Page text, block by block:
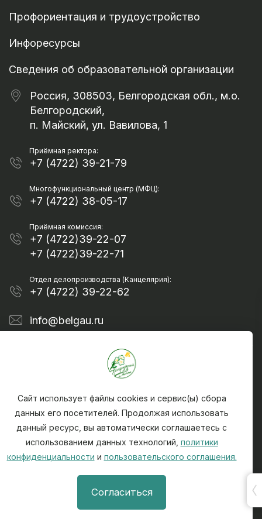
Профориентация и трудоустройство
Инфоресурсы
Сведения об образовательной организации
Россия, 308503, Белгородская обл., м.о.
Белгородский,
п. Майский, ул. Вавилова, 1
Приёмная ректора:
+7 (4722) 39-21-79
Многофункциональный центр (МФЦ):
+7 (4722) 38-05-17
Приёмная комиссия:
+7 (4722)39-22-07
+7 (4722)39-22-71
Отдел делопроизводства (Канцелярия):
+7 (4722) 39-22-62
info@belgau.ru
Политика конфиденциальности
Чтобы сообщить о найденной на сайте ошибке -
выделите текст ошибки и нажмите CTRL + ENTER
При использовании материалов, активная ссылка
Сайт использует файлы cookies и сервис(ы) сбора
данных его посетителей. Продолжая использовать
данный ресурс, вы автоматически соглашаетесь с
использованием данных технологий, политики
конфиденциальности и пользовательского соглашения.
Согласиться